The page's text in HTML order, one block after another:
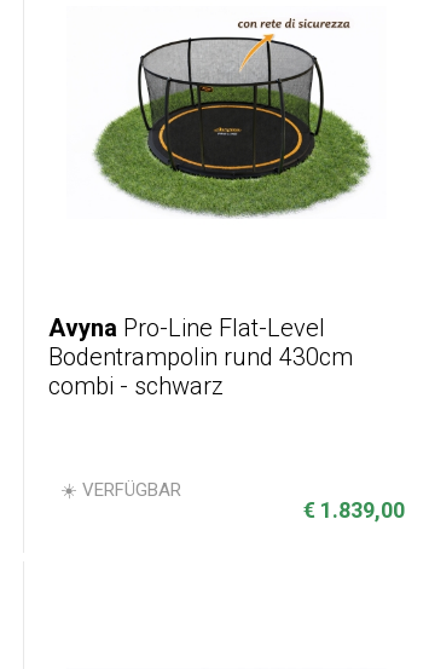
Avyna Pro-Line Flat-Level
Bodentrampolin rund 430cm
combi - schwarz
€ 1.839,00
☀️ VERFÜGBAR